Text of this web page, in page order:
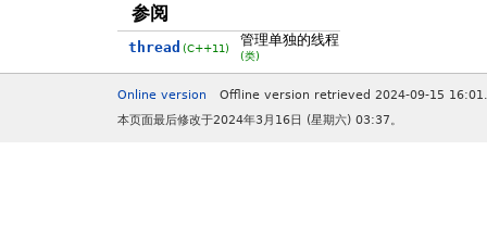
参阅
thread (C++11) 管理单独的线程
(类)
Online version
Offline version retrieved 2024-09-15 16:01.
本页面最后修改于2024年3月16日 (星期六) 03:37。